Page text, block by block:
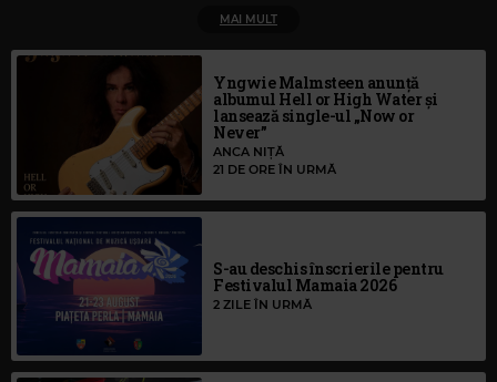
MAI MULT
Yngwie Malmsteen anunță
albumul Hell or High Water și
lansează single-ul „Now or
Never”
ANCA NIȚĂ
21 DE ORE ÎN URMĂ
S-au deschis înscrierile pentru
Festivalul Mamaia 2026
2 ZILE ÎN URMĂ